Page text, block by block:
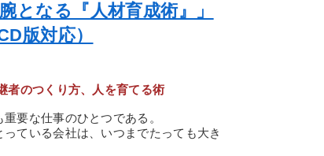
となる『人材育成術』」
版対応）
者のつくり方、人を育てる術
要な仕事のひとつである。
ている会社は、いつまでたっても大き